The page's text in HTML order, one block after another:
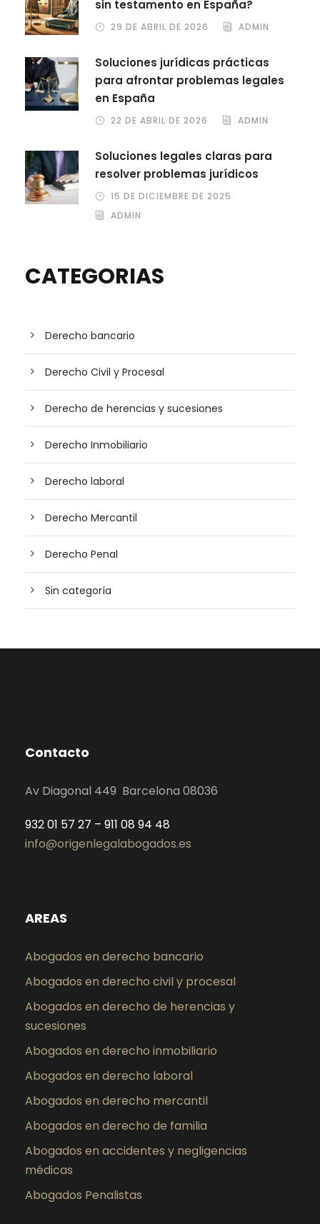
sin testamento en España?
29 DE ABRIL DE 2026 ADMIN
Soluciones jurídicas prácticas
para afrontar problemas legales
en España
22 DE ABRIL DE 2026 ADMIN
Soluciones legales claras para
resolver problemas jurídicos
15 DE DICIEMBRE DE 2025
ADMIN
CATEGORIAS
Derecho bancario
Derecho Civil y Procesal
Derecho de herencias y sucesiones
Derecho Inmobiliario
Derecho laboral
Derecho Mercantil
Derecho Penal
Sin categoría
Contacto
Av Diagonal 449 Barcelona 08036
932 01 57 27 – 911 08 94 48
info@origenlegalabogados.es
AREAS
Abogados en derecho bancario
Abogados en derecho civil y procesal
Abogados en derecho de herencias y
sucesiones
Abogados en derecho inmobiliario
Abogados en derecho laboral
Abogados en derecho mercantil
Abogados en derecho de familia
Abogados en accidentes y negligencias
médicas
Abogados Penalistas